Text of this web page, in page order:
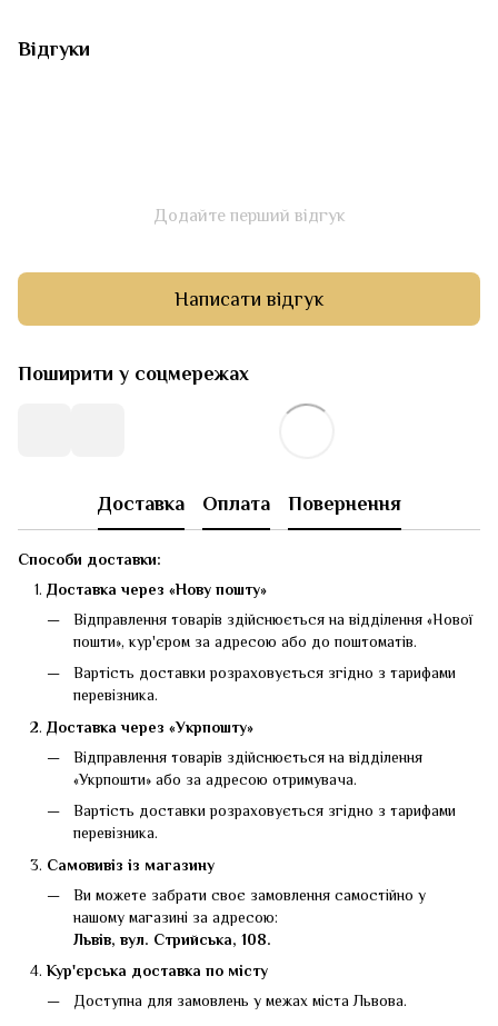
Відгуки
Додайте перший відгук
Написати відгук
Поширити у соцмережах
Доставка Оплата Повернення
Способи доставки:
Доставка через «Нову пошту»
Відправлення товарів здійснюється на відділення «Нової
пошти», кур'єром за адресою або до поштоматів.
Вартість доставки розраховується згідно з тарифами
перевізника.
Доставка через «Укрпошту»
Відправлення товарів здійснюється на відділення
«Укрпошти» або за адресою отримувача.
Вартість доставки розраховується згідно з тарифами
перевізника.
Самовивіз із магазину
Ви можете забрати своє замовлення самостійно у
нашому магазині за адресою:
Львів, вул. Стрийська, 108.
Кур'єрська доставка по місту
Доступна для замовлень у межах міста Львова.